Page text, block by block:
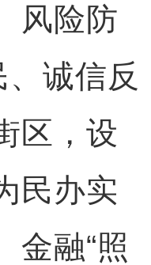
风险防
诚信反
区，设
民办实
金融“照